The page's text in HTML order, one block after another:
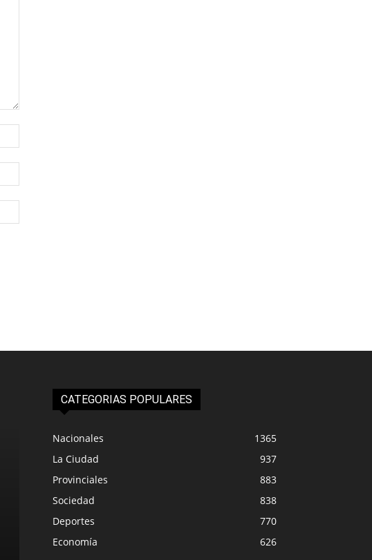
CATEGORIAS POPULARES
Nacionales
1365
La Ciudad
937
Provinciales
883
Sociedad
838
Deportes
770
Economía
626